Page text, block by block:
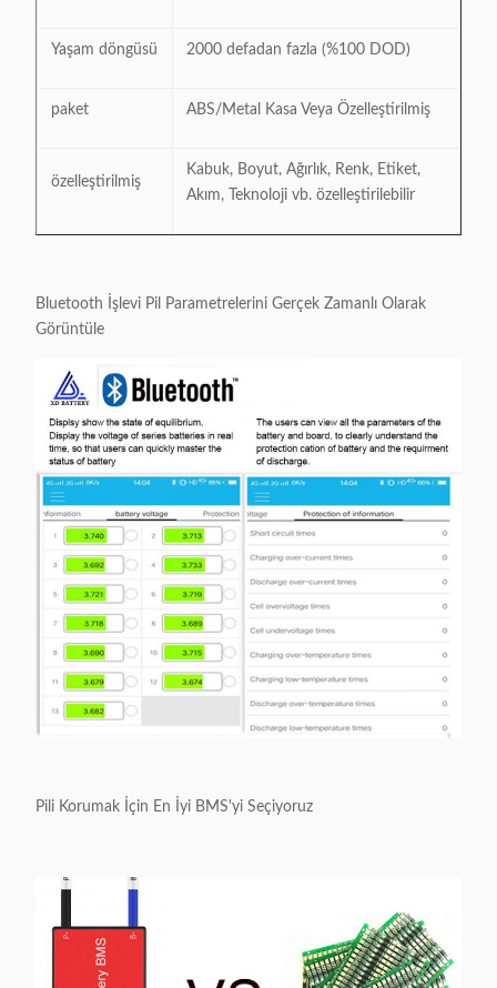
Yaşam döngüsü 2000 defadan fazla (%100 DOD)
paket ABS/Metal Kasa Veya Özelleştirilmiş
özelleştirilmiş
Kabuk, Boyut, Ağırlık, Renk, Etiket,
Akım, Teknoloji vb. özelleştirilebilir
Bluetooth İşlevi Pil Parametrelerini Gerçek Zamanlı Olarak
Görüntüle
Pili Korumak İçin En İyi BMS'yi Seçiyoruz